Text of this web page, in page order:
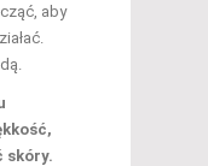
aby
skóry.